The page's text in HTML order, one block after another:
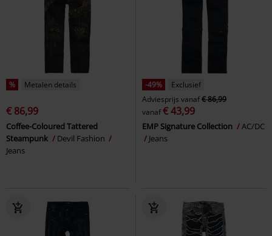
% Metalen details
€ 86,99
Coffee-Coloured Tattered
Steampunk
Devil Fashion
Jeans
-49%
Exclusief
Adviesprijs vanaf€ 86,99
vanaf€ 43,99
EMP Signature Collection
AC/DC
Jeans